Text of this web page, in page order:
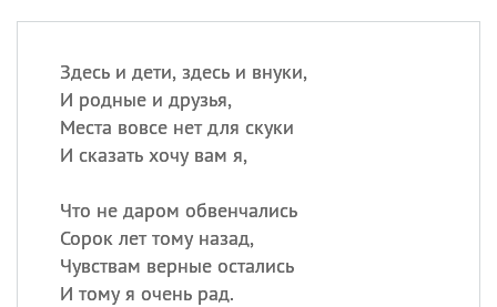
Здесь и дети, здесь и внуки,
И родные и друзья,
Места вовсе нет для скуки
И сказать хочу вам я,
Что не даром обвенчались
Сорок лет тому назад,
Чувствам верные остались
И тому я очень рад.